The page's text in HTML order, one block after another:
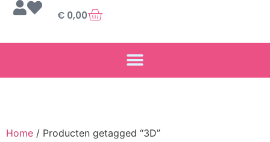
€ 0,00
Home / Producten getagged “3D”